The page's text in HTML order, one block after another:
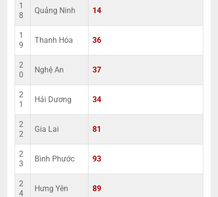
1
8
Quảng Ninh 14
1
9
Thanh Hóa 36
2
0
Nghệ An 37
2
1
Hải Dương 34
2
2
Gia Lai 81
2
3
Bình Phước 93
2
4
Hưng Yên 89